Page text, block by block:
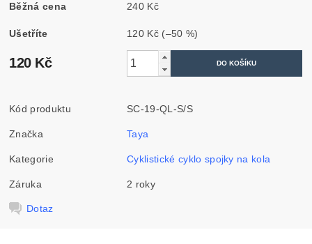
Běžná cena 240 Kč
Ušetříte 120 Kč (–50 %)
120 Kč
Kód produktu SC-19-QL-S/S
Značka Taya
Kategorie Cyklistické cyklo spojky na kola
Záruka 2 roky
Dotaz